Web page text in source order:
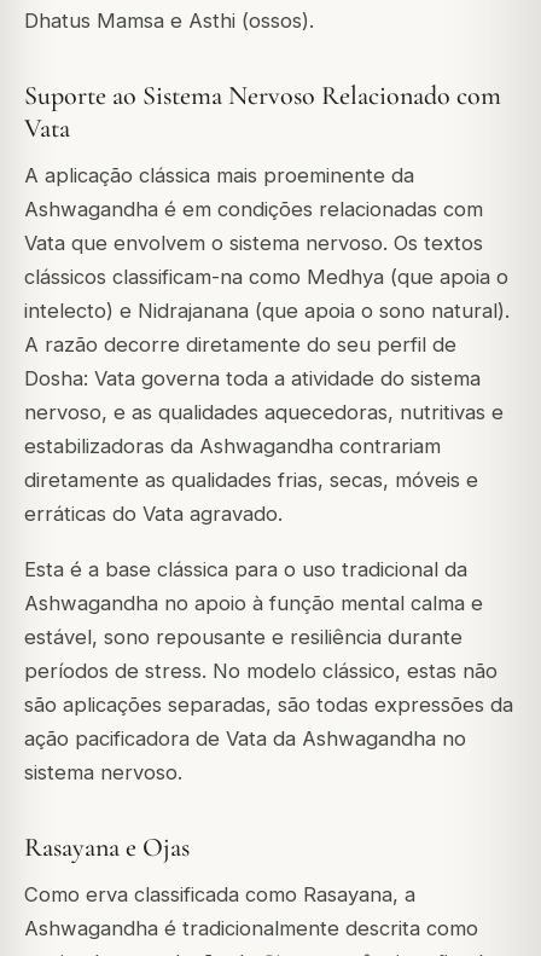
Dhatus Mamsa e Asthi (ossos).
Suporte ao Sistema Nervoso Relacionado com
Vata
A aplicação clássica mais proeminente da
Ashwagandha é em condições relacionadas com
Vata que envolvem o sistema nervoso. Os textos
clássicos classificam-na como Medhya (que apoia o
intelecto) e Nidrajanana (que apoia o sono natural).
A razão decorre diretamente do seu perfil de
Dosha: Vata governa toda a atividade do sistema
nervoso, e as qualidades aquecedoras, nutritivas e
estabilizadoras da Ashwagandha contrariam
diretamente as qualidades frias, secas, móveis e
erráticas do Vata agravado.
Esta é a base clássica para o uso tradicional da
Ashwagandha no apoio à função mental calma e
estável, sono repousante e resiliência durante
períodos de stress. No modelo clássico, estas não
são aplicações separadas, são todas expressões da
ação pacificadora de Vata da Ashwagandha no
sistema nervoso.
Rasayana e Ojas
Como erva classificada como Rasayana, a
Ashwagandha é tradicionalmente descrita como